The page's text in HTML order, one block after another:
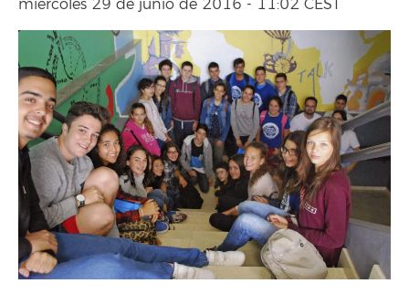
miércoles 29 de junio de 2016 - 11:02 CEST